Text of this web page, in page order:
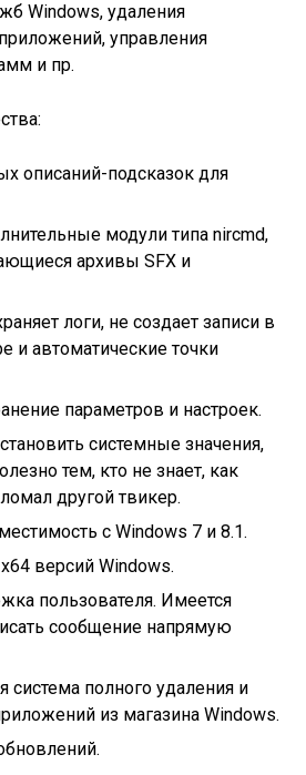
Windows, удаления
управления
и пр.
описаний-подсказок для
модули типа nircmd,
архивы SFX и
логи, не создает записи в
и автоматические точки
параметров и настроек.
системные значения,
тем, кто не знает, как
другой твикер.
с Windows 7 и 8.1.
версий Windows.
пользователя. Имеется
сообщение напрямую
система полного удаления и
из магазина Windows.